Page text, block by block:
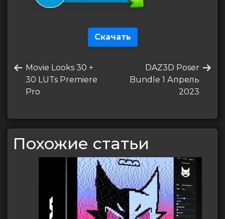
Скачать
по
записям
Предыдущая
запись
Movie Looks 30 +
30 LUTs Premiere
Pro
Следующая
запись
DAZ3D Poser
Bundle 1 Апрель
2023
Похожие статьи